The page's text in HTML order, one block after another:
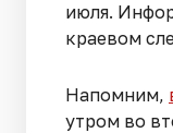
июля.
краевом
Напомним,
утром во